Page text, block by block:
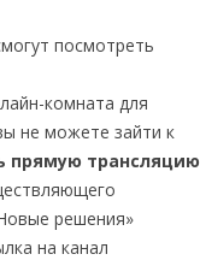
посмотреть
комната для
не можете зайти к
прямую трансляцию
решения»
на канал